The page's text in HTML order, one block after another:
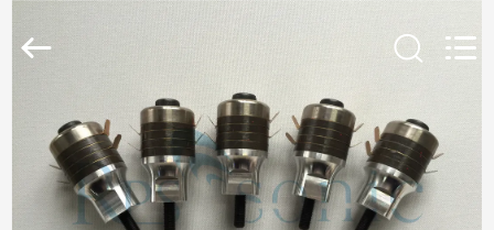
HAUS
PRODUKTE
Ltd..
Rights